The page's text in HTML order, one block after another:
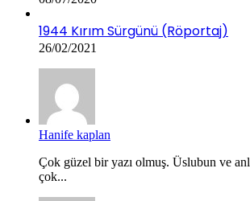
1944 Kırım Sürgünü (Röportaj)
26/02/2021
Hanife kaplan
Çok güzel bir yazı olmuş. Üslubun ve
çok...